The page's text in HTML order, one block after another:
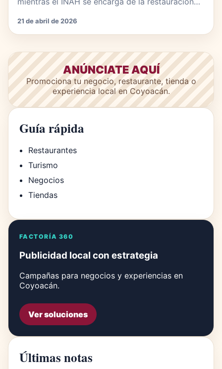
21 de abril de 2026
ANÚNCIATE AQUÍ
Promociona tu negocio, restaurante, tienda o
experiencia local en Coyoacán.
Guía rápida
Restaurantes
Turismo
Negocios
Tiendas
FACTORÍA 360
Publicidad local con estrategia
Campañas para negocios y experiencias en
Coyoacán.
Ver soluciones
Últimas notas